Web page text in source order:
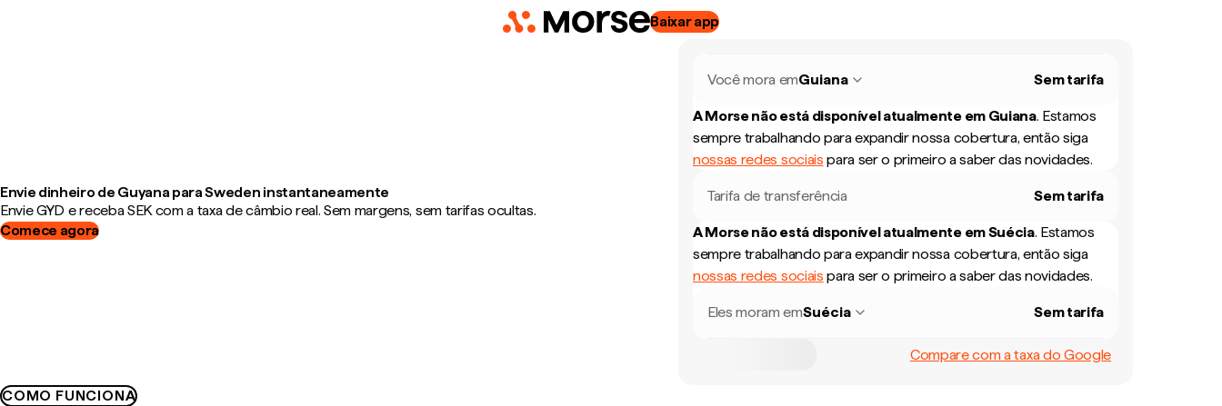
Baixar app
Envie dinheiro de Guyana para Sweden instantaneamente
Envie GYD e receba SEK com a taxa de câmbio real. Sem margens, sem tarifas ocultas.
Comece agora
Você mora emGuiana Sem tarifa
A Morse não está disponível atualmente em Guiana. Estamos
sempre trabalhando para expandir nossa cobertura, então siga
nossas redes sociais para ser o primeiro a saber das novidades.
Tarifa de transferência Sem tarifa
A Morse não está disponível atualmente emSuécia. Estamos
sempre trabalhando para expandir nossa cobertura, então siga
nossas redes sociais para ser o primeiro a saber das novidades.
Eles moram emSuécia Sem tarifa
Compare com a taxa do Google
COMO FUNCIONA